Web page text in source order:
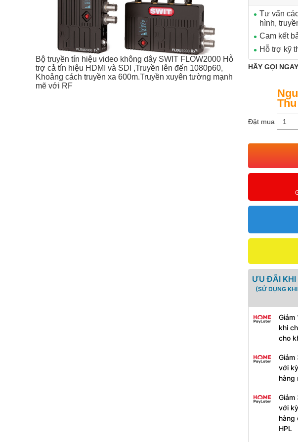
Bộ truyền tín hiệu video không dây SWIT FLOW2000 Hỗ
trợ cả tín hiệu HDMI và SDI ,Truyền lên đến 1080p60,
Khoảng cách truyền xa 600m.Truyền xuyên tường mạnh
mẽ với RF
Tư vấn
hình,
Cam kết
Hỗ trợ kỹ
HÃY GỌI
Đặt mua
ƯU ĐÃI KHI
(SỬ DỤNG
Giảm
khi
cho
Giảm
với
hàng
Giảm
với
hàng
HPL